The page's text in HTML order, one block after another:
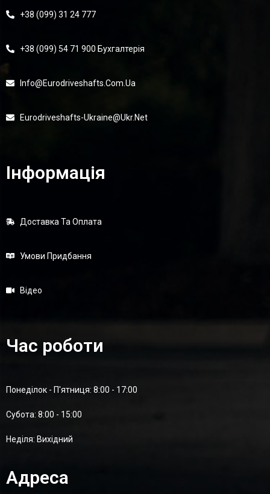
+38 (099) 31 24 777
+38 (099) 54 71 900 Бухгалтерія
Info@eurodriveshafts.com.ua
Eurodriveshafts-Ukraine@ukr.net
Інформація
Доставка Та Оплата
Умови Придбання
Відео
Час роботи
Понеділок - П'ятниця: 8:00 - 17:00
Суботa: 8:00 - 15:00
Неділя: Вихідний
Адреса